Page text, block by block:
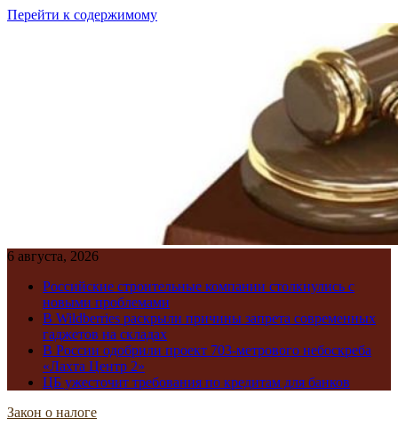
Перейти к содержимому
6 августа, 2026
Российские строительные компании столкнулись с
новыми проблемами
В Wildberries раскрыли причины запрета современных
гаджетов на складах
В России одобрили проект 703-метрового небоскреба
«Лахта Центр 2»
ЦБ ужесточит требования по кредитам для банков
Закон о налоге